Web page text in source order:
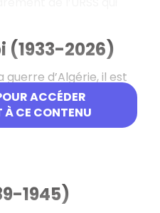
ACCÉDER
CE CONTENU
(1933-2026)
guerre d’Algérie, il est
France où il devient
du conflit dont il fut
1945)